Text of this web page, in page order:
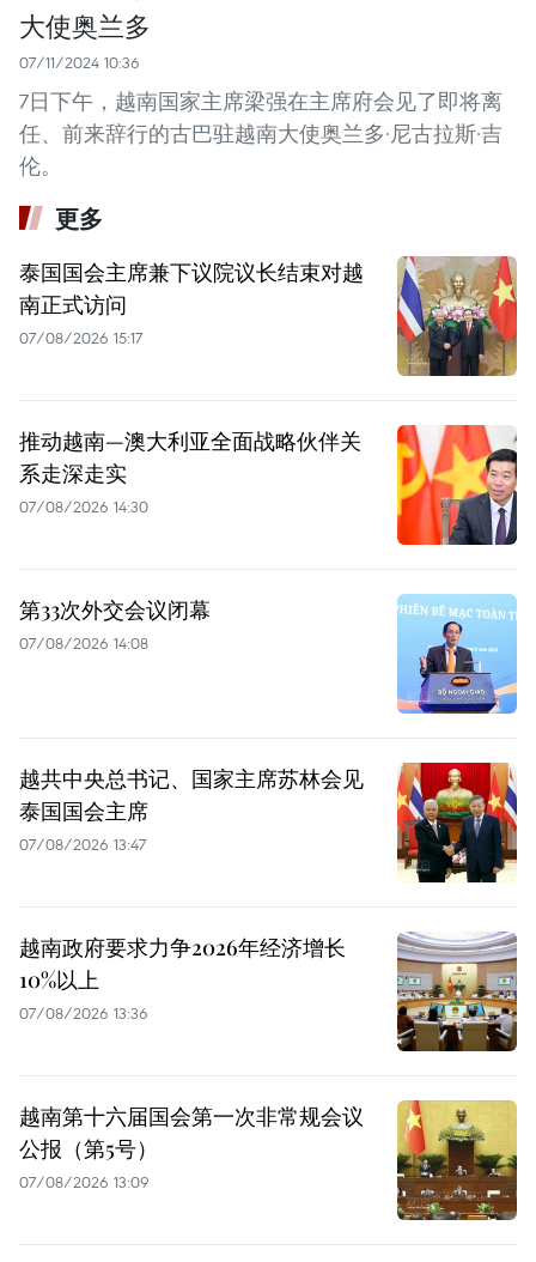
大使奥兰多
07/11/2024 10:36
7日下午，越南国家主席梁强在主席府会见了即将离
任、前来辞行的古巴驻越南大使奥兰多·尼古拉斯·吉
伦。
更多
泰国国会主席兼下议院议长结束对越
南正式访问
07/08/2026 15:17
推动越南—澳大利亚全面战略伙伴关
系走深走实
07/08/2026 14:30
第33次外交会议闭幕
07/08/2026 14:08
越共中央总书记、国家主席苏林会见
泰国国会主席
07/08/2026 13:47
越南政府要求力争2026年经济增长
10%以上
07/08/2026 13:36
越南第十六届国会第一次非常规会议
公报（第5号）
07/08/2026 13:09